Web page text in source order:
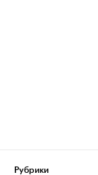
Рубрики